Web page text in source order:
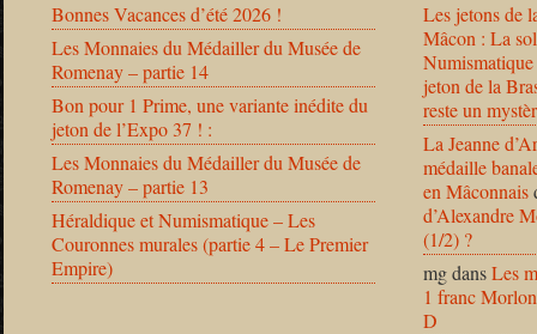
Bonnes Vacances d’été 2026 !
Les Monnaies du Médailler du Musée de
Romenay – partie 14
Bon pour 1 Prime, une variante inédite du
jeton de l’Expo 37 ! :
Les Monnaies du Médailler du Musée de
Romenay – partie 13
Héraldique et Numismatique – Les
Couronnes murales (partie 4 – Le Premier
Empire)
Les jetons de
Mâcon : La
jeton de la
reste un
La Jeanne
médaille
en Mâconnais
d’Alexandre
(1/2) ?
mgdansLes
1 franc
D